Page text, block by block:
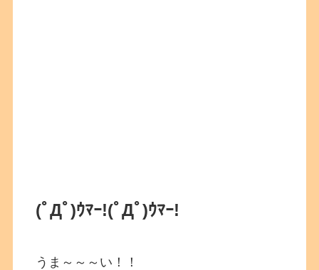
(ﾟДﾟ)ｳﾏｰ!(ﾟДﾟ)ｳﾏｰ!
うま～～～い！！